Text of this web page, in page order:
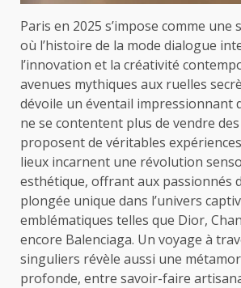
Paris en 2025 s’impose comme une
où l’histoire de la mode dialogue
l’innovation et la créativité
avenues mythiques aux ruelles
dévoile un éventail impressionnant
ne se contentent plus de vendre
proposent de véritables
lieux incarnent une révolution
esthétique, offrant aux passionnés
plongée unique dans l’univers
emblématiques telles que Dior,
encore Balenciaga. Un voyage à
singuliers révèle aussi une
profonde, entre savoir-faire